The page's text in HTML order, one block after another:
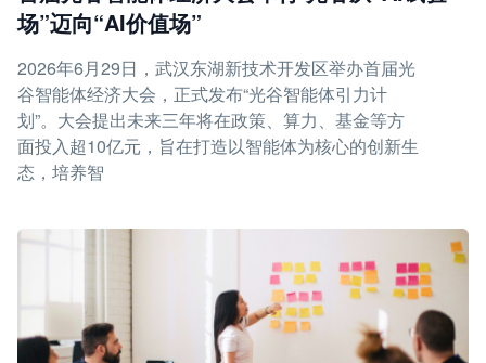
场”迈向“AI价值场”
2026年6月29日，武汉东湖新技术开发区举办首届光
谷智能体经济大会，正式发布“光谷智能体引力计
划”。大会提出未来三年将在政策、算力、基金等方
面投入超10亿元，旨在打造以智能体为核心的创新生
态，培养智